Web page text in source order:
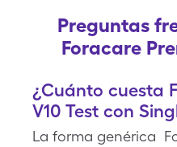
Preguntas
Foracare
¿Cuánto cuesta
V10 Test con
La forma genérica